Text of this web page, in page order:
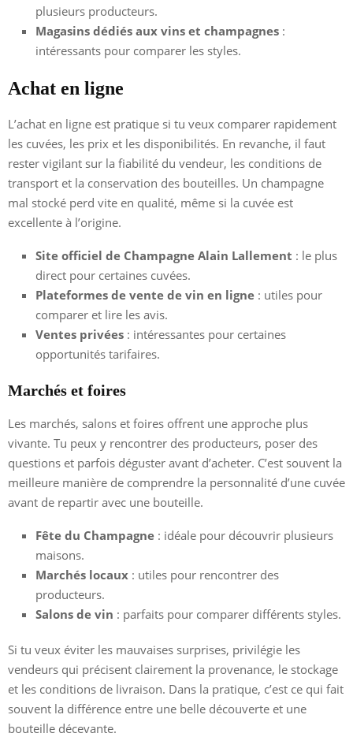
plusieurs producteurs.
Magasins dédiés aux vins et champagnes :
intéressants pour comparer les styles.
Achat en ligne
L’achat en ligne est pratique si tu veux comparer rapidement
les cuvées, les prix et les disponibilités. En revanche, il faut
rester vigilant sur la fiabilité du vendeur, les conditions de
transport et la conservation des bouteilles. Un champagne
mal stocké perd vite en qualité, même si la cuvée est
excellente à l’origine.
Site officiel de Champagne Alain Lallement : le plus
direct pour certaines cuvées.
Plateformes de vente de vin en ligne : utiles pour
comparer et lire les avis.
Ventes privées : intéressantes pour certaines
opportunités tarifaires.
Marchés et foires
Les marchés, salons et foires offrent une approche plus
vivante. Tu peux y rencontrer des producteurs, poser des
questions et parfois déguster avant d’acheter. C’est souvent la
meilleure manière de comprendre la personnalité d’une cuvée
avant de repartir avec une bouteille.
Fête du Champagne : idéale pour découvrir plusieurs
maisons.
Marchés locaux : utiles pour rencontrer des
producteurs.
Salons de vin : parfaits pour comparer différents styles.
Si tu veux éviter les mauvaises surprises, privilégie les
vendeurs qui précisent clairement la provenance, le stockage
et les conditions de livraison. Dans la pratique, c’est ce qui fait
souvent la différence entre une belle découverte et une
bouteille décevante.